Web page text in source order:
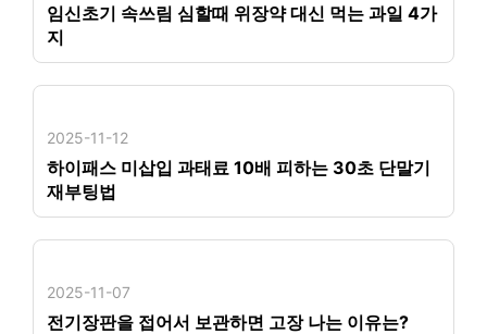
임신초기 속쓰림 심할때 위장약 대신 먹는 과일 4가
지
2025-11-12
하이패스 미삽입 과태료 10배 피하는 30초 단말기
재부팅법
2025-11-07
전기장판을 접어서 보관하면 고장 나는 이유는?